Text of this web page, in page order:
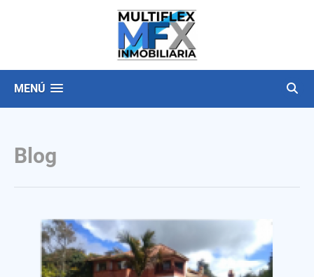
MENÚ
Blog